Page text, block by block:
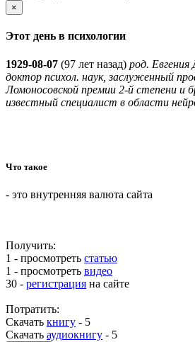
×
Этот день в психологии
1929-08-07 (97 лет назад) род. Евгения
доктор психол. наук, заслуженный
Ломоносовской премии 2-й степени и
известный специалист в области
Что такое
- это внутренняя валюта сайта
Получить:
1 - просмотреть статью
1 - просмотреть видео
30 - регистрация на сайте
Потратить:
Скачать книгу - 5
Скачать аудиокнигу - 5